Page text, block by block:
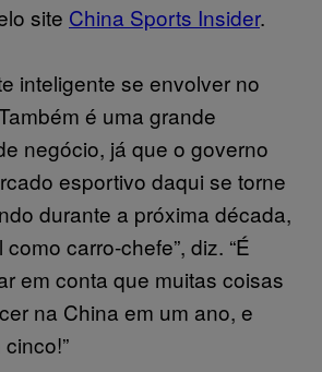
site China Sports Insider.
inteligente se envolver no
é uma grande
negócio, já que o governo
esportivo daqui se torne
durante a próxima década,
carro-chefe”, diz. “É
em conta que muitas coisas
na China em um ano, e